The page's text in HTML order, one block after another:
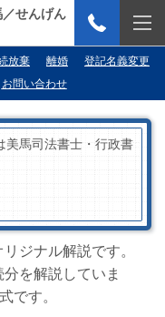
せんげん
放棄 離婚
登記名義変更
お問い合わせ
美馬司法書士・行政書
ジナル解説です。
を解説していま
です。